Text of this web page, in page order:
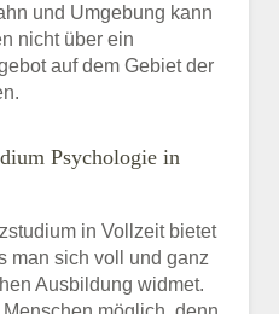
und Umgebung kann
nicht über ein
auf dem Gebiet der
Psychologie in
in Vollzeit bietet
man sich voll und ganz
Ausbildung widmet.